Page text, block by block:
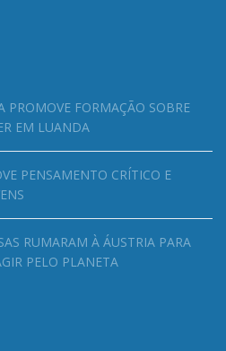
PROMOVE FORMAÇÃO SOBRE
EM LUANDA
PENSAMENTO CRÍTICO E
RUMARAM À ÁUSTRIA PARA
PELO PLANETA